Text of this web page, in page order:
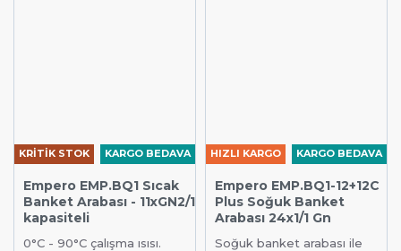
KARGO BEDAVA
KRİTİK STOK
Empero EMP.BQ1 Sıcak
Banket Arabası - 11xGN2/1
kapasiteli
0°C - 90°C çalışma ısısı.
KARGO BEDAVA
HIZLI KARGO
Empero EMP.BQ1-12+12C
Plus Soğuk Banket
Arabası 24x1/1 Gn
Soğuk banket arabası ile